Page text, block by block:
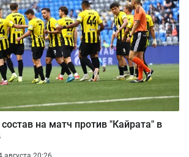
на матч против "Кайрата" в